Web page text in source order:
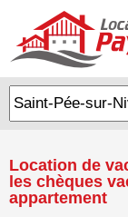
Location de
les chèques
appartement